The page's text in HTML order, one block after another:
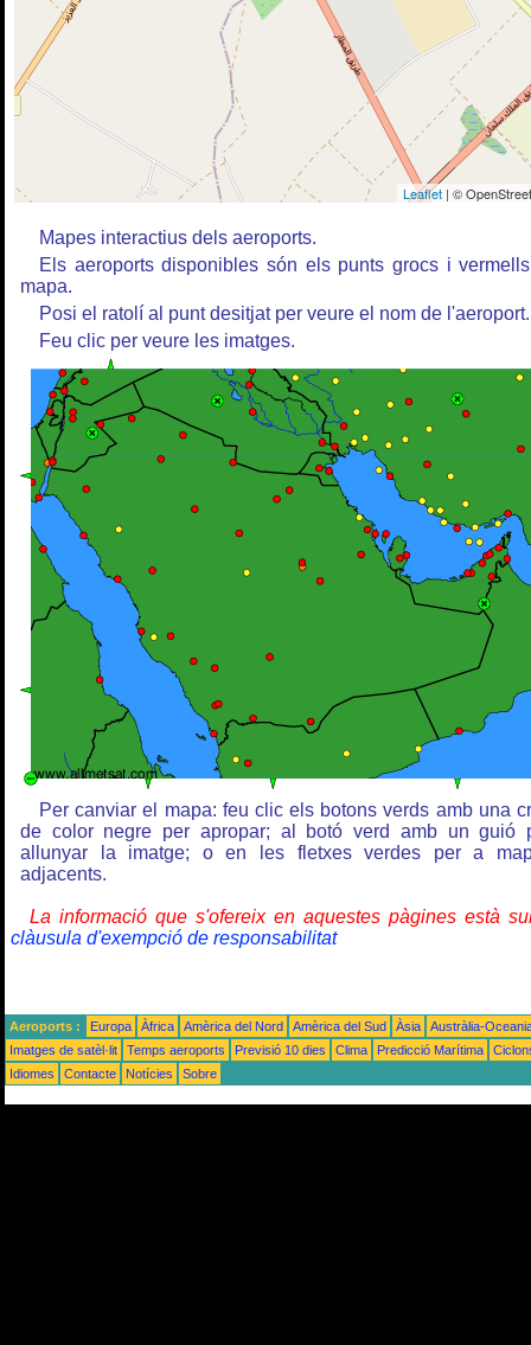
Leaflet | ©
Mapes interactius dels aeroports.
Els aeroports disponibles són els punts grocs i
mapa.
Posi el ratolí al punt desitjat per veure el nom de l'aeroport.
Feu clic per veure les imatges.
Per canviar el mapa: feu clic els botons verds amb una
de color negre per apropar; al botó verd amb un guió
allunyar la imatge; o en les fletxes verdes per a
adjacents.
La informació que s'ofereix en aquestes pàgines està
clàusula d'exempció de responsabilitat
Aeroports : Europa Àfrica Amèrica del Nord Amèrica del Sud Àsia
Austràlia-
Imatges de satèl·lit
Temps aeroports Previsió 10 dies Clima Predicció Marítima
Idiomes
Contacte Notícies Sobre